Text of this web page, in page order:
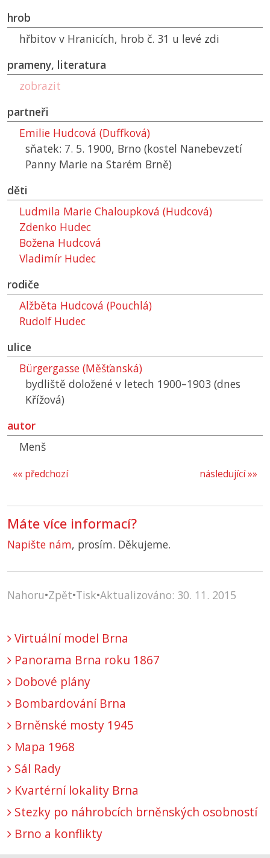
hrob
hřbitov v Hranicích, hrob č. 31 u levé zdi
prameny, literatura
zobrazit
partneři
Emilie Hudcová (Duffková)
sňatek: 7. 5. 1900, Brno (kostel Nanebevzetí
Panny Marie na Starém Brně)
děti
Ludmila Marie Chaloupková (Hudcová)
Zdenko Hudec
Božena Hudcová
Vladimír Hudec
rodiče
Alžběta Hudcová (Pouchlá)
Rudolf Hudec
ulice
Bürgergasse (Měšťanská)
bydliště doložené v letech 1900–1903 (dnes
Křížová)
autor
Menš
následující »»
«« předchozí
Máte více informací?
Napište nám, prosím. Děkujeme.
Nahoru•Zpět•Tisk•Aktualizováno: 30. 11. 2015
Virtuální model Brna
Panorama Brna roku 1867
Dobové plány
Bombardování Brna
Brněnské mosty 1945
Mapa 1968
Sál Rady
Kvartérní lokality Brna
Stezky po náhrobcích brněnských osobností
Brno a konflikty